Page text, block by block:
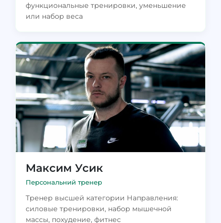
функциональные тренировки, уменьшение
или набор веса
Максим Усик
Персональний тренер
Тренер высшей категории Направления:
силовые тренировки, набор мышечной
массы, похудение, фитнес